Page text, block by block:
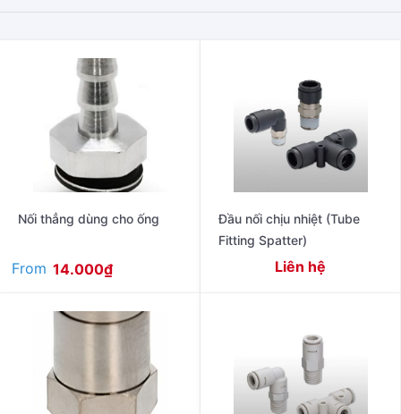
Nối thẳng dùng cho ống
From 14.000₫
Đầu nối chịu nhiệt (Tube
Fitting Spatter)
Liên hệ